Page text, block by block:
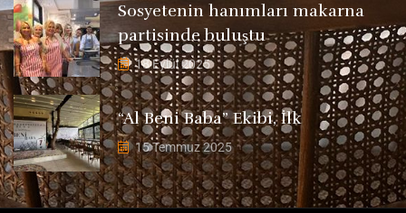
Sosyetenin hanımları makarna
partisinde buluştu
18 Eylül 2025
“Al Beni Baba” Ekibi, İlk
15 Temmuz 2025